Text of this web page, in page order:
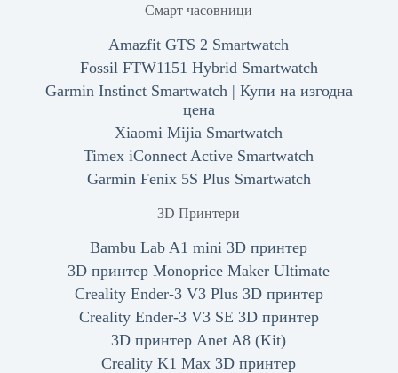
Смарт часовници
Amazfit GTS 2 Smartwatch
Fossil FTW1151 Hybrid Smartwatch
Garmin Instinct Smartwatch | Купи на изгодна
цена
Xiaomi Mijia Smartwatch
Timex iConnect Active Smartwatch
Garmin Fenix 5S Plus Smartwatch
3D Принтери
Bambu Lab A1 mini 3D принтер
3D принтер Monoprice Maker Ultimate
Creality Ender-3 V3 Plus 3D принтер
Creality Ender-3 V3 SE 3D принтер
3D принтер Anet A8 (Kit)
Creality K1 Max 3D принтер